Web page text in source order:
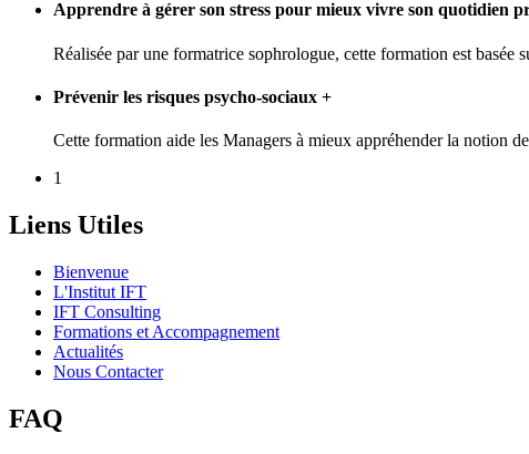
Apprendre à gérer son stress pour mieux vivre son quotidien
Réalisée par une formatrice sophrologue, cette formation est basée
Prévenir les risques psycho-sociaux +
Cette formation aide les Managers à mieux appréhender la notion
1
Liens Utiles
Bienvenue
L'Institut IFT
IFT Consulting
Formations et Accompagnement
Actualités
Nous Contacter
FAQ